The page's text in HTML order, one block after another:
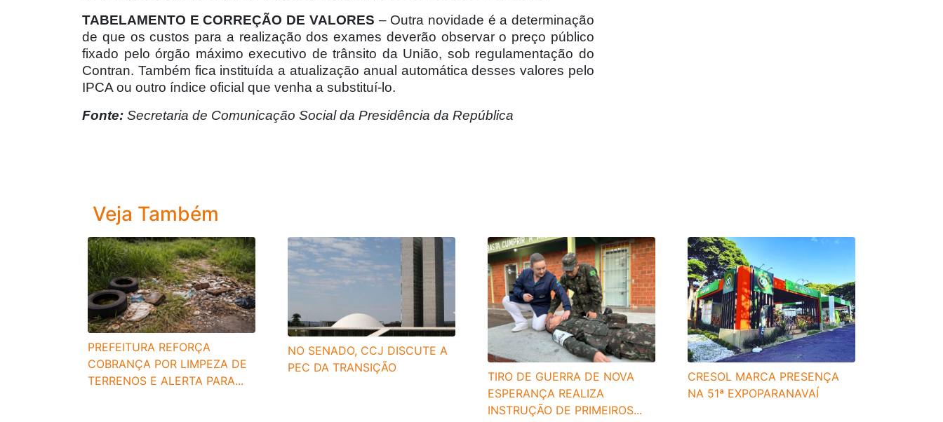
TABELAMENTO E CORREÇÃO DE VALORES – Outra novidade é a determinação
de que os custos para a realização dos exames deverão observar o preço público
fixado pelo órgão máximo executivo de trânsito da União, sob regulamentação do
Contran. Também fica instituída a atualização anual automática desses valores pelo
IPCA ou outro índice oficial que venha a substituí-lo.
Fonte: Secretaria de Comunicação Social da Presidência da República
Veja Também
PREFEITURA REFORÇA
COBRANÇA POR LIMPEZA DE
TERRENOS E ALERTA PARA...
NO SENADO, CCJ DISCUTE A
PEC DA TRANSIÇÃO
TIRO DE GUERRA DE NOVA
ESPERANÇA REALIZA
INSTRUÇÃO DE PRIMEIROS...
CRESOL MARCA PRESENÇA
NA 51ª EXPOPARANAVAÍ